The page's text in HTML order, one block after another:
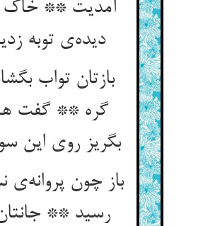
آمدیت ** خاک
دیده‌ی توبه
بازتان تواب
گره ** گفت
بگریز روی این
باز چون پروانه‌ی
رسید **